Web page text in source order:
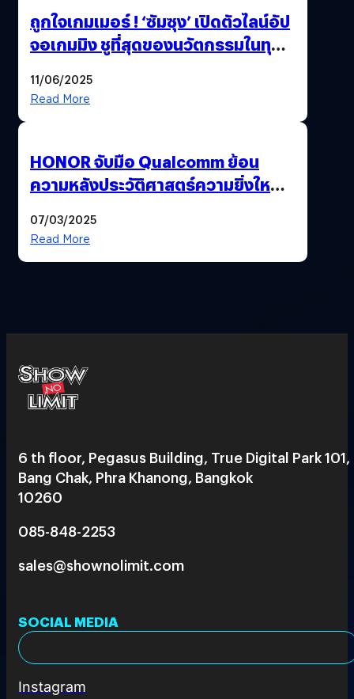
ถูกใจเกมเมอร์ ! ‘ซัมซุง’ เปิดตัวไลน์อัป
จอเกมมิง ชูที่สุดของนวัตกรรมในทุก
11/06/2025
Read More
HONOR จับมือ Qualcomm ย้อน
ความหลังประวัติศาสตร์ความยิ่งใหญ่
07/03/2025
Read More
6 th floor, Pegasus Building, True Digital Park 101,
Bang Chak, Phra Khanong, Bangkok
10260
085-848-2253
sales@shownolimit.com
SOCIAL MEDIA
Instagram